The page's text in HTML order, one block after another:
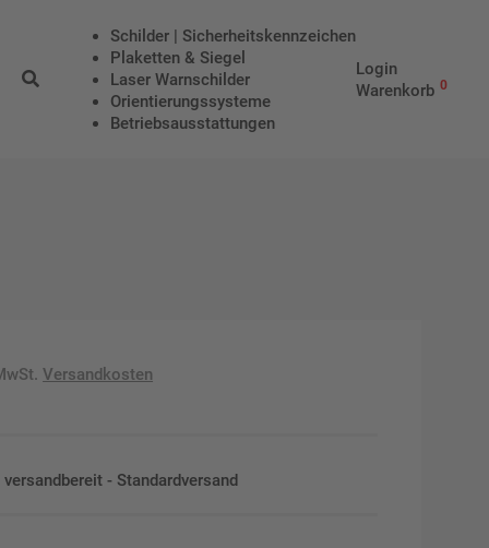
Schilder | Sicherheitskennzeichen
Plaketten & Siegel
Laser Warnschilder
Orientierungssysteme
Betriebs­aus­stattungen
Login
Warenkorb 0
Versandkosten
- Standardversand